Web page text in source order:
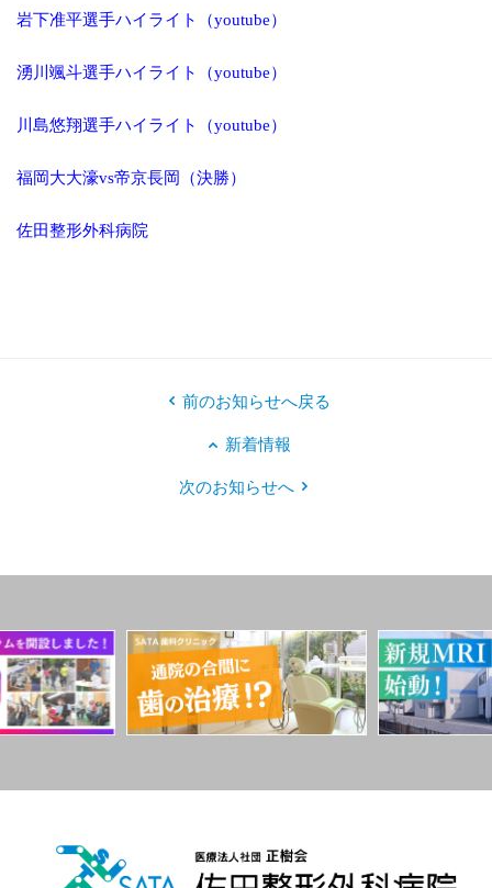
岩下准平選手ハイライト（youtube）
湧川颯斗選手ハイライト（youtube）
川島悠翔選手ハイライト（youtube）
福岡大大濠vs帝京長岡（決勝）
佐田整形外科病院
前のお知らせへ戻る
新着情報
次のお知らせへ